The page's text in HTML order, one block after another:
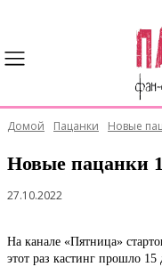
Домой Пацанки Новые
Новые пацанки 1
27.10.2022
На канале «Пятница»
этот раз кастинг прошло